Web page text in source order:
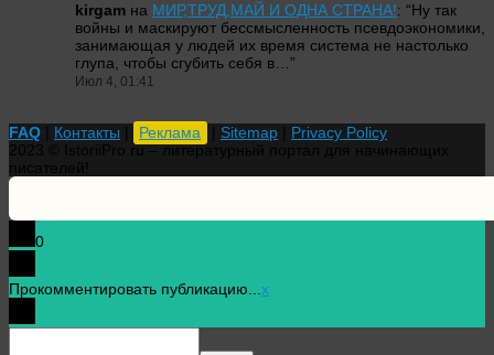
kirgam на МИР,ТРУД,МАЙ И ОДНА СТРАНА!: “Ну так
войны и маскируют бессмысленность псевдоэкономики,
занимающая у людей их время система не настолько
глупа, чтобы сгубить себя в… ”
Июл 4, 01:41
FAQ Контакты Реклама Sitemap
Privacy Policy
2023 © IstoriiPro.ru – литературный портал для начинающих
0
Прокомментировать публикацию... x